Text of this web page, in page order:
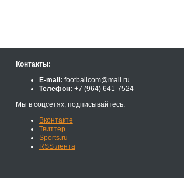
Контакты:
E-mail: footballcom@mail.ru
Телефон: +7 (964) 641-7524
Мы в соцсетях, подписывайтесь:
Вконтакте
Твиттер
Sports.ru
RSS лента